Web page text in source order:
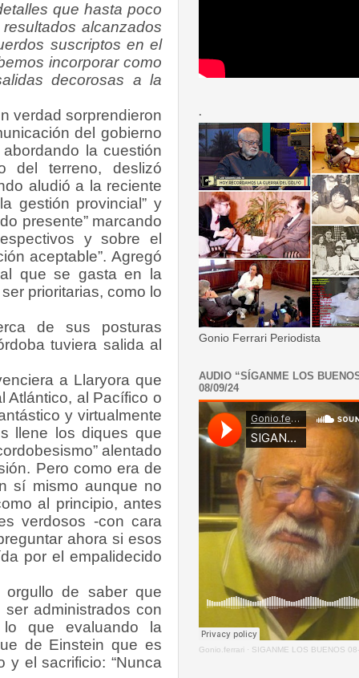
que hasta poco
alcanzados
suscriptos en el
incorporar como
decorosas a la
verdad sorprendieron
del gobierno
la cuestión
del terreno, deslizó
aludió a la reciente
gestión provincial” y
presente” marcando
y sobre el
aceptable”. Agregó
que se gasta en la
prioritarias, como lo
de sus posturas
tuviera salida al
a Llaryora que
Atlántico, al Pacífico o
y virtualmente
llene los diques que
alentado
Pero como era de
sí mismo aunque no
al principio, antes
verdosos -con cara
ahora si esos
por el empalidecido
de saber que
administrados con
que evaluando la
de Einstein que es
y el sacrificio: “Nunca
.
Gonio Ferrari Periodista
AUDIO “SÍGANME LOS
08/09/24
Gonio.ferrari · SIGANME LOS BUENOS